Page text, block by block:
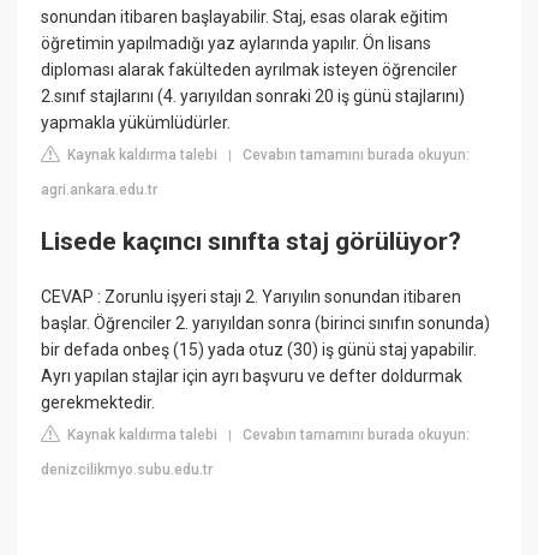
sonundan itibaren başlayabilir. Staj, esas olarak eğitim
öğretimin yapılmadığı yaz aylarında yapılır. Ön lisans
diploması alarak fakülteden ayrılmak isteyen öğrenciler
2.sınıf stajlarını (4. yarıyıldan sonraki 20 iş günü stajlarını)
yapmakla yükümlüdürler.
Kaynak kaldırma talebi |Cevabın tamamını burada okuyun:
agri.ankara.edu.tr
Lisede kaçıncı sınıfta staj görülüyor?
CEVAP : Zorunlu işyeri stajı 2. Yarıyılın sonundan itibaren
başlar. Öğrenciler 2. yarıyıldan sonra (birinci sınıfın sonunda)
bir defada onbeş (15) yada otuz (30) iş günü staj yapabilir.
Ayrı yapılan stajlar için ayrı başvuru ve defter doldurmak
gerekmektedir.
Kaynak kaldırma talebi |Cevabın tamamını burada okuyun:
denizcilikmyo.subu.edu.tr